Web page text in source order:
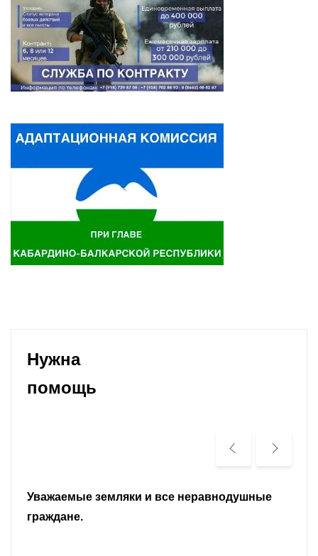
Нужна
помощь
Уважаемые земляки и все неравнодушные
граждане.